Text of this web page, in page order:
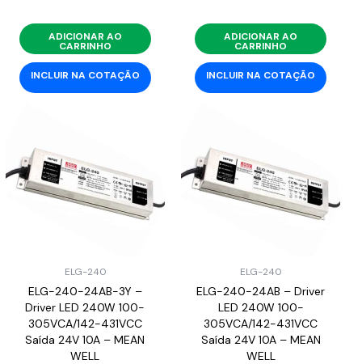
ADICIONAR AO
CARRINHO
INCLUIR NA COTAÇÃO
ADICIONAR AO
CARRINHO
INCLUIR NA COTAÇÃO
ELG-240
ELG-240-24AB-3Y –
Driver LED 240W 100-
305VCA/142-431VCC
Saída 24V 10A – MEAN
WELL
ELG-240
ELG-240-24AB – Driver
LED 240W 100-
305VCA/142-431VCC
Saída 24V 10A – MEAN
WELL